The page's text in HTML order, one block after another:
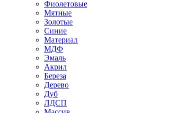
Фиолетовые
Мятные
Золотые
Синие
Материал
МДФ
Эмаль
Акрил
Береза
Дерево
Дуб
ЛДСП